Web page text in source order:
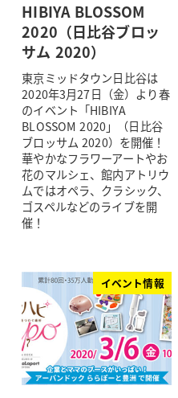
HIBIYA BLOSSOM
2020（日比谷ブロッ
サム 2020）
東京ミッドタウン日比谷は
2020年3月27日（金）より春
のイベント「HIBIYA
BLOSSOM 2020」（日比谷
ブロッサム 2020）を開催！
華やかなフラワーアートやお
花のマルシェ、館内アトリウ
ムではオペラ、クラシック、
ゴスペルなどのライブを開
催！
イベント情報